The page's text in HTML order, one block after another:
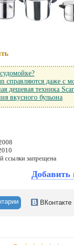
справляются даже с
дешевая техника
вкусного бульона
ссылки запрещена
Добавить
ВКонтакте